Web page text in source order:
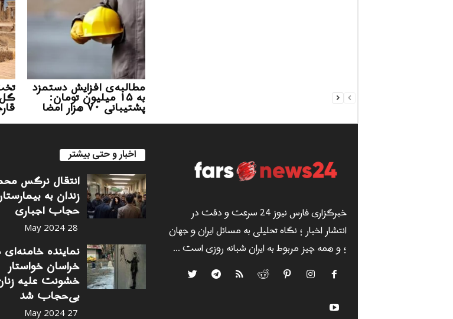
مطالبه‌ی افزایش دستمزد
به ۱۵ میلیون تومان:پشتیبانی ۷۰ هزار امضا
خبرگزاری فارس نیوز 24 سرعت و دقت در
انتشار اخبار ؛ نگاه تحلیلی به مسائل ایران و جهان
؛ و همه چیز مربوط به ایران شبانه روزی است ...
اخبار و حتی بیشتر
انتقال نرگس
زندان به
حجاب اجباری
28 May 2024
نماینده خامنه‌ای
خراسان خواستار
خشونت علیه
بی‌حجاب شد
27 May 2024